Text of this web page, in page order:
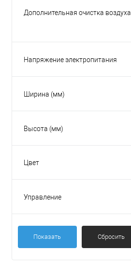
Дополнительная очистка воздуха
Напряжение электропитания
Ширина (мм)
Высота (мм)
Цвет
Серебристый
Управление
Показать Сбросить